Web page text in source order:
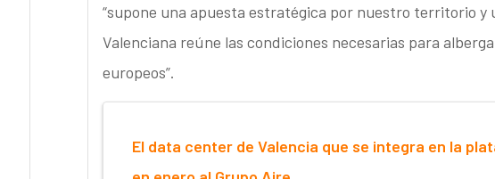
“supone una apuesta estratégica por nuestro territorio y
Valenciana reúne las condiciones necesarias para
europeos”.
El data center de Valencia que se integra en la